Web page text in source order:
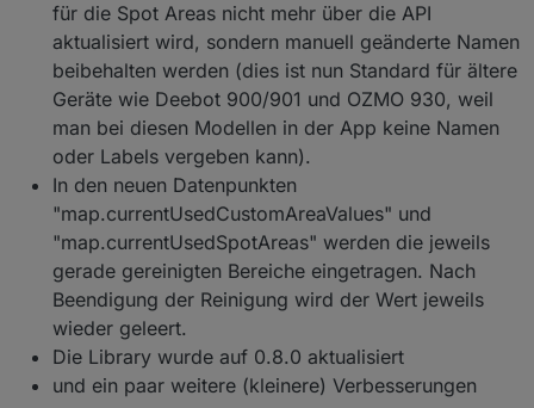
Bekannte (größere) Probleme
Aktuell gibt es (mehr oder weniger häufig)
auf 32-Bit Systemen Probleme mit der
Erstellung vom Map Image.
Das betrifft hauptsächlich Raspberry Pi
Systeme, welche i.d.R. noch mit einem
32-Bit Linux betrieben werden. Das
wird offensichtlich durch eine System-
nahe Komponente von bzw. unter der
Canvas Library verursacht - daher kann
ich aktuell nichts machen und muss an
ältere Version von Canvas hilft nicht
weiter, da der betroffene Teil bei der
Installation i.d.R. neu erstellt wird.
Die Generierung der aktuellen Map ("map.
[mapID].loadMapImage" bzw. "map64")
funktioniert noch nicht bei den Deebot X1,
X2, T20 und T30 Serien
Weitere Informationen:
Informationen und Praxistipps (GitHub)
Datenpunkte (GitHub)
FAQ (GitHub)
Möglichkeit für sonstiges Feedback:
Bug reports und feature requests (GitHub)
Informationen und Praxistipps (Forum)
Nützliche Links:
Deebot Staubsauger in VIS integrieren -
ioBroker Tutorial | verdrahtet.info
für die Spot Areas nicht mehr über die API
aktualisiert wird, sondern manuell geänderte Namen
beibehalten werden (dies ist nun Standard für ältere
Geräte wie Deebot 900/901 und OZMO 930, weil
man bei diesen Modellen in der App keine Namen
oder Labels vergeben kann).
In den neuen Datenpunkten
"map.currentUsedCustomAreaValues" und
"map.currentUsedSpotAreas" werden die jeweils
gerade gereinigten Bereiche eingetragen. Nach
Beendigung der Reinigung wird der Wert jeweils
wieder geleert.
Die Library wurde auf 0.8.0 aktualisiert
und ein paar weitere (kleinere) Verbesserungen